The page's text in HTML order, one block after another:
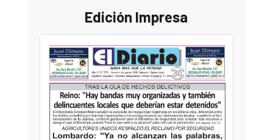
Edición Impresa